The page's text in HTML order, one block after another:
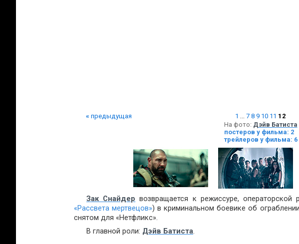
« предыдущая 1 ... 7 8 9 10 11 12
На фото: Дэйв Батиста
постеров у фильма: 2
трейлеров у фильма: 6
Зак Снайдер возвращается к режиссуре,
«Рассвета мертвецов») в криминальном боевике об
снятом для «Нетфликс».
В главной роли: Дэйв Батиста.